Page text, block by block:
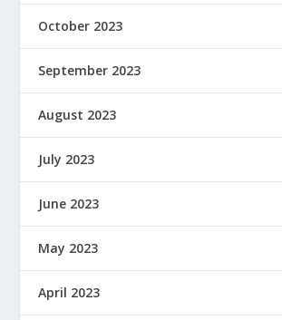
October 2023
September 2023
August 2023
July 2023
June 2023
May 2023
April 2023